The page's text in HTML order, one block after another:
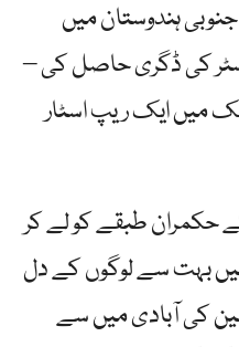
ہندوستان میں
کی ڈگری حاصل کی –
میں ایک ریپ اسٹار
حکمران طبقے کو لے کر
بہت سے لوگوں کے دل
جاتے ہیں جہاں 30 ملین کی آبادی میں سے